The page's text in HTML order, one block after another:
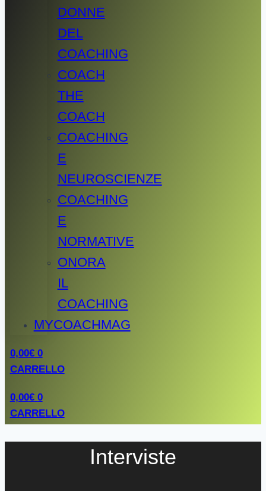
DONNE
DEL
COACHING
COACH
THE
COACH
COACHING
E
NEUROSCIENZE
COACHING
E
NORMATIVE
ONORA
IL
COACHING
MYCOACHMAG
0,00€ 0
CARRELLO
0,00€ 0
CARRELLO
Interviste